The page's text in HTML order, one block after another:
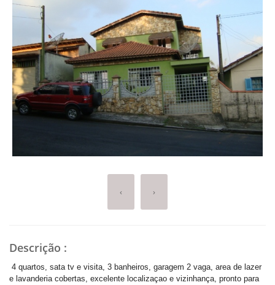
‹ ›
Descrição :
4 quartos, sata tv e visita, 3 banheiros, garagem 2 vaga, area de lazer
e lavanderia cobertas, excelente localizaçao e vizinhança, pronto para